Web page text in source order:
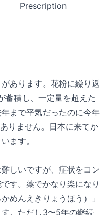
Prescription
あります。花粉に繰り返
蓄積し、一定量を超えた
まで平気だったのに今年
りません。日本に来てか
ます。
しいですが、症状をコン
す。薬でかなり楽になり
めんえきりょうほう）」
。ただし3〜5年の継続